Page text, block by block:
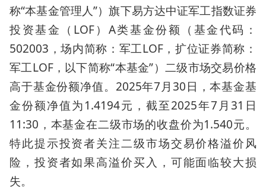
称“本基金管理人”）旗下易方达中证军工指数证券
投资基金（LOF）A类基金份额（基金代码：
502003，场内简称：军工LOF，扩位证券简称：
军工LOF，以下简称“本基金”）二级市场交易价格
高于基金份额净值。2025年7月30日，本基金基
金份额净值为1.4194元，截至2025年7月31日
11:30，本基金在二级市场的收盘价为1.540元。
特此提示投资者关注二级市场交易价格溢价风
险，投资者如果高溢价买入，可能面临较大损
失。